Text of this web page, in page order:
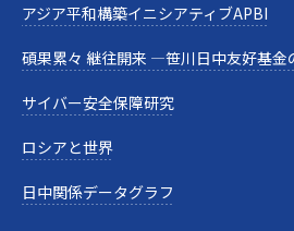
アジア平和構築イニシアティブAPBI
碩果累々 継往開来 —笹川日中友好基
サイバー安全保障研究
ロシアと世界
日中関係データグラフ